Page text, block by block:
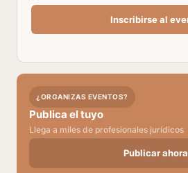
¿ORGANIZAS EVENTOS?
Publica el tuyo
Llega a miles de profesionales jurídicos
Publicar ahora